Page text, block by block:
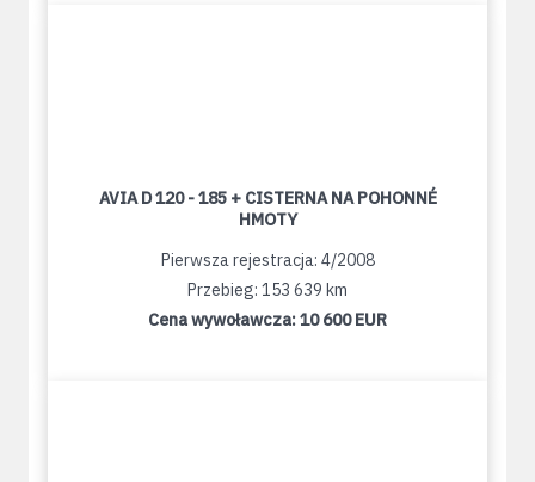
AVIA D 120 - 185 + CISTERNA NA POHONNÉ
HMOTY
Pierwsza rejestracja: 4/2008
Przebieg: 153 639 km
Cena wywoławcza:10 600 EUR